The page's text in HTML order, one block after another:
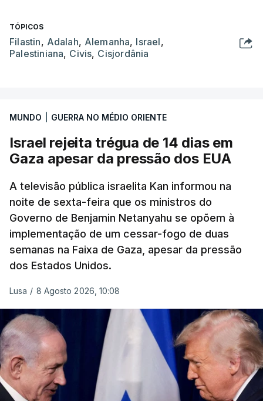
TÓPICOS
Filastin, Adalah, Alemanha, Israel,
Palestiniana, Civis, Cisjordânia
MUNDO GUERRA NO MÉDIO ORIENTE
Israel rejeita trégua de 14 dias em
Gaza apesar da pressão dos EUA
A televisão pública israelita Kan informou na
noite de sexta-feira que os ministros do
Governo de Benjamin Netanyahu se opõem à
implementação de um cessar-fogo de duas
semanas na Faixa de Gaza, apesar da pressão
dos Estados Unidos.
Lusa / 8 Agosto 2026, 10:08